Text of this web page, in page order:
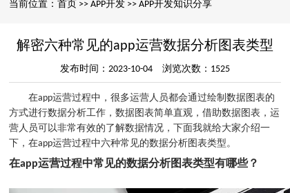
当前位置： 首页 >> APP开发>> APP开发知识分享
解密六种常见的app运营数据分析图表类型
发布时间：2023-10-04 浏览次数：1525
在app运营过程中，很多运营人员都会通过绘制数据图表的
方式进行数据分析工作，数据图表简单直观，借助数据图表，运
营人员可以非常有效的了解数据情况，下面我就给大家介绍一
下，在app运营过程中六种常见的数据分析图表类型。
在app运营过程中常见的数据分析图表类型有哪些？